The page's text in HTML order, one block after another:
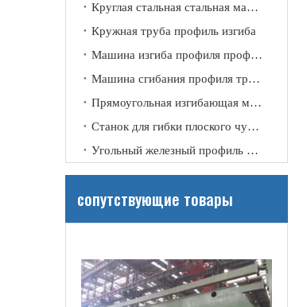
Круглая стальная стальная машина изгиба
Кружная труба профиль изгиба
Машина изгиба профиля профиля канала
Машина сгибания профиля трубки
Прямоугольная изгибающая машина
Станок для гибки плоского чугунного профиля
Угольный железный профиль изгиб
сопутствующие товары